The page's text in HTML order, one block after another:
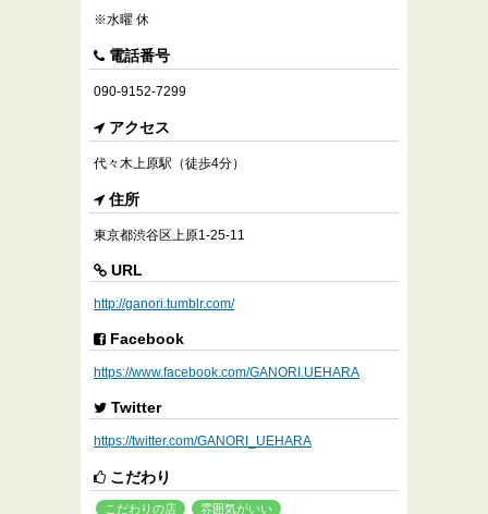
※水曜 休
電話番号
090-9152-7299
アクセス
代々木上原駅（徒歩4分）
住所
東京都渋谷区上原1-25-11
URL
http://ganori.tumblr.com/
Facebook
https://www.facebook.com/GANORI.UEHARA
Twitter
https://twitter.com/GANORI_UEHARA
こだわり
こだわりの店 雰囲気がいい